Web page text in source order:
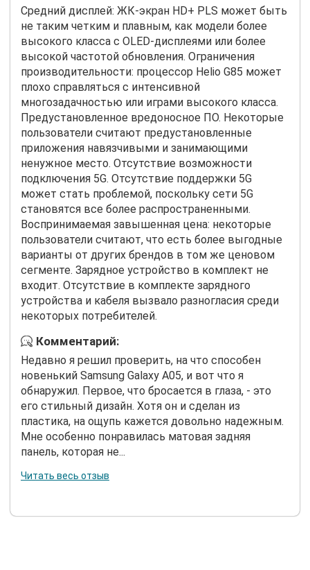
Средний дисплей: ЖК-экран HD+ PLS может быть
не таким четким и плавным, как модели более
высокого класса с OLED-дисплеями или более
высокой частотой обновления. Ограничения
производительности: процессор Helio G85 может
плохо справляться с интенсивной
многозадачностью или играми высокого класса.
Предустановленное вредоносное ПО. Некоторые
пользователи считают предустановленные
приложения навязчивыми и занимающими
ненужное место. Отсутствие возможности
подключения 5G. Отсутствие поддержки 5G
может стать проблемой, поскольку сети 5G
становятся все более распространенными.
Воспринимаемая завышенная цена: некоторые
пользователи считают, что есть более выгодные
варианты от других брендов в том же ценовом
сегменте. Зарядное устройство в комплект не
входит. Отсутствие в комплекте зарядного
устройства и кабеля вызвало разногласия среди
некоторых потребителей.
Комментарий:
Недавно я решил проверить, на что способен
новенький Samsung Galaxy A05, и вот что я
обнаружил. Первое, что бросается в глаза, - это
его стильный дизайн. Хотя он и сделан из
пластика, на ощупь кажется довольно надежным.
Мне особенно понравилась матовая задняя
панель, которая не...
Читать весь отзыв